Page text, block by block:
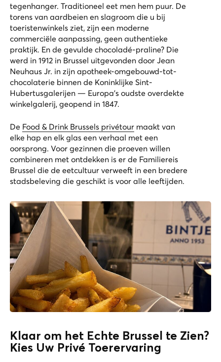
tegenhanger. Traditioneel eet men hem puur. De
torens van aardbeien en slagroom die u bij
toeristenwinkels ziet, zijn een moderne
commerciële aanpassing, geen authentieke
praktijk. En de gevulde chocoladé-praline? Die
werd in 1912 in Brussel uitgevonden door Jean
Neuhaus Jr. in zijn apotheek-omgebouwd-tot-
chocolaterie binnen de Koninklijke Sint-
Hubertusgalerijen — Europa's oudste overdekte
winkelgalerij, geopend in 1847.
De Food & Drink Brussels privétour maakt van
elke hap en elk glas een verhaal met een
oorsprong. Voor gezinnen die proeven willen
combineren met ontdekken is er de Familiereis
Brussel die de eetcultuur verweeft in een bredere
stadsbeleving die geschikt is voor alle leeftijden.
Klaar om het Echte Brussel te Zien?
Kies Uw Privé Toerervaring